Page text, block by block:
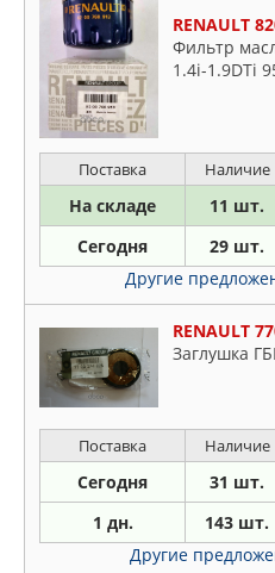
RENAULT
Фильтр
1.4i-1.9DTi
Поставка Наличие
На складе 11 шт.
Сегодня 29 шт.
Другие
RENAULT
Заглушка
Поставка Наличие
Сегодня 31 шт.
1 дн. 143 шт.
Другие